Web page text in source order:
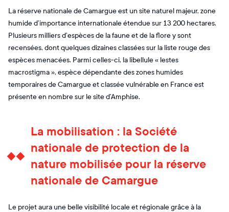
La réserve nationale de Camargue est un site naturel majeur, zone
humide d’importance internationale étendue sur 13 200 hectares.
Plusieurs milliers d’espèces de la faune et de la flore y sont
recensées, dont quelques dizaines classées sur la liste rouge des
espèces menacées. Parmi celles-ci, la libellule « lestes
macrostigma », espèce dépendante des zones humides
temporaires de Camargue et classée vulnérable en France est
présente en nombre sur le site d’Amphise.
La mobilisation : la Société
nationale de protection de la
nature mobilisée pour la réserve
nationale de Camargue
Le projet aura une belle visibilité locale et régionale grâce à la